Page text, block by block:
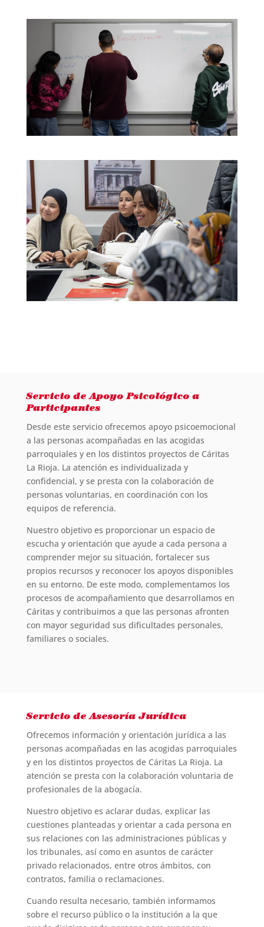
Servicio de Apoyo Psicológico a
Participantes
Desde este servicio ofrecemos apoyo psicoemocional
a las personas acompañadas en las acogidas
parroquiales y en los distintos proyectos de Cáritas
La Rioja. La atención es individualizada y
confidencial, y se presta con la colaboración de
personas voluntarias, en coordinación con los
equipos de referencia.
Nuestro objetivo es proporcionar un espacio de
escucha y orientación que ayude a cada persona a
comprender mejor su situación, fortalecer sus
propios recursos y reconocer los apoyos disponibles
en su entorno. De este modo, complementamos los
procesos de acompañamiento que desarrollamos en
Cáritas y contribuimos a que las personas afronten
con mayor seguridad sus dificultades personales,
familiares o sociales.
Servicio de Asesoría Jurídica
Ofrecemos información y orientación jurídica a las
personas acompañadas en las acogidas parroquiales
y en los distintos proyectos de Cáritas La Rioja. La
atención se presta con la colaboración voluntaria de
profesionales de la abogacía.
Nuestro objetivo es aclarar dudas, explicar las
cuestiones planteadas y orientar a cada persona en
sus relaciones con las administraciones públicas y
los tribunales, así como en asuntos de carácter
privado relacionados, entre otros ámbitos, con
contratos, familia o reclamaciones.
Cuando resulta necesario, también informamos
sobre el recurso público o la institución a la que